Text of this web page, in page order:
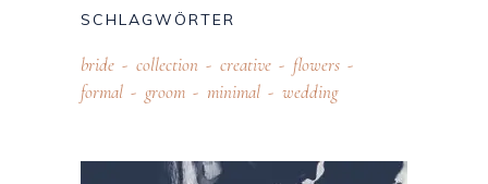
SCHLAGWÖRTER
bride collection creative
flowers
formal
groom minimal wedding